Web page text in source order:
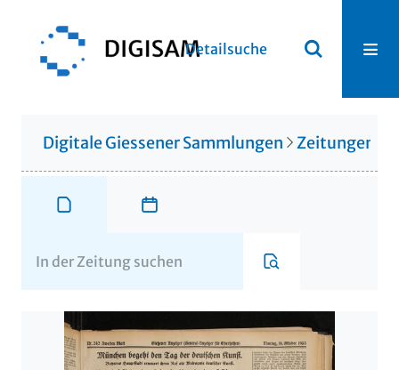
Detailsuche
Digitale Giessener Sammlungen Zeitungen